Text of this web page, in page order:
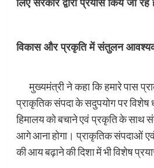
लिए सरकार द्वारा प्रयास किये जा रहे
विकास और प्रकृति में संतुलन
मुख्यमंत्री ने कहा कि हमारे पास
प्राकृतिक संपदा के सदुपयोग पर विशेष
हिमालय को बचाने एवं प्रकृति के साथ
आगे आना होगा। प्राकृतिक संपदाओं
की आय बढ़ाने की दिशा में भी विशेष